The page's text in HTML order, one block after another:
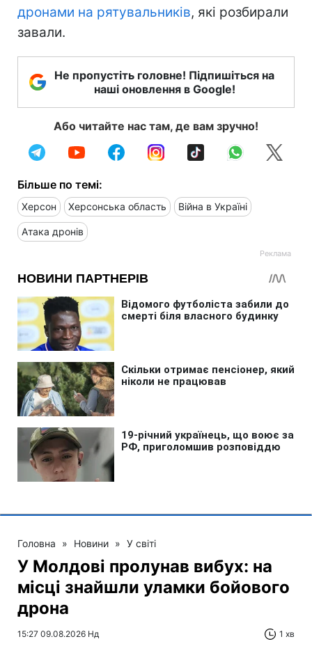
дронами на рятувальників, які розбирали
завали.
Не пропустіть головне! Підпишіться на
наші оновлення в Google!
Або читайте нас там, де вам зручно!
Більше по темі:
Херсон Херсонська область Війна в Україні
Атака дронів
Головна » Новини » У світі
У Молдові пролунав вибух: на
місці знайшли уламки бойового
дрона
15:27 09.08.2026 Нд 1 хв